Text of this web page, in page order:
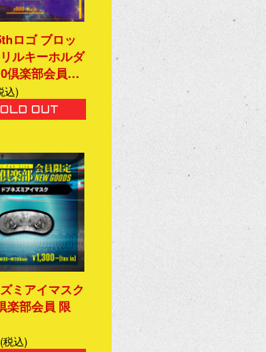
ロゴ ブロッ
ルキーホルダ
倶楽部会員…
込)
OUT
ミアイマスク
楽部会員 限
税込)